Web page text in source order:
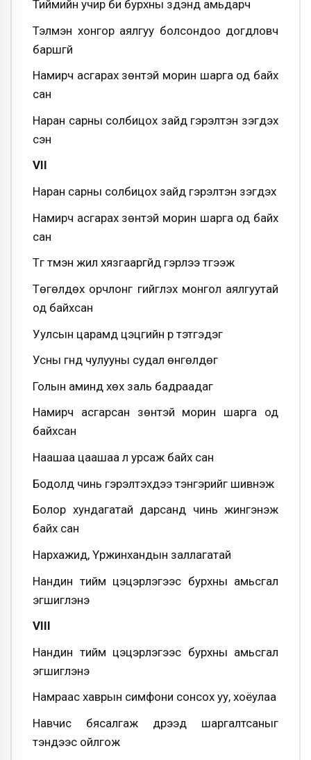
Тиймийн учир би бурхны зүүдэнд амьдарч
Тэлмэн хонгор аялгуу болсондоо догдловч
баршгүй
Намирч асгарах зөнтэй морин шарга од байх
сан
Наран сарны солбицох зайд гэрэлтэн үзэгдэх
сэн
VII
Наран сарны солбицох зайд гэрэлтэн үзэгдэх
Намирч асгарах зөнтэй морин шарга од байх
сан
Түг түмэн жил хязгааргүйд гэрлээ түгээж
Төгөлдөх орчлонг гийгүүлэх монгол аялгуутай
од байхсан
Уулсын царамд цэцгийн үр тэтгэдэг
Усны гүнд чулууны судал өнгөлдөг
Голын аминд хөх заль бадраадаг
Намирч асгарсан зөнтэй морин шарга од
байхсан
Наашаа цаашаа л урсаж байх сан
Бодолд чинь гэрэлтэхдээ тэнгэрийг шивнэж
Болор хундагатай дарсанд чинь жингэнэж
байх сан
Нархажид, Үржинхандын заллагатай
Нандин тийм цэцэрлэгээс бурхны амьсгал
эгшиглэнэ
VIII
Нандин тийм цэцэрлэгээс бурхны амьсгал
эгшиглэнэ
Намраас хаврын симфони сонсох уу, хоёулаа
Навчис бясалгаж дүүрээд шаргалтсаныг
тэндээс ойлгож